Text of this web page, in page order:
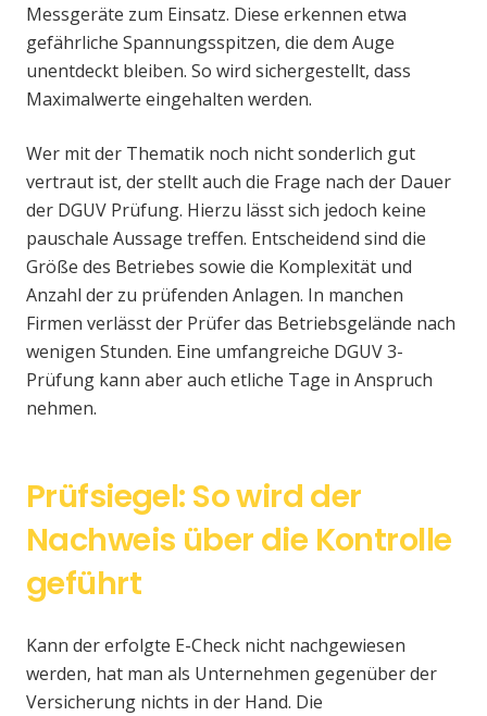
Messgeräte zum Einsatz. Diese erkennen etwa
gefährliche Spannungsspitzen, die dem Auge
unentdeckt bleiben. So wird sichergestellt, dass
Maximalwerte eingehalten werden.
Wer mit der Thematik noch nicht sonderlich gut
vertraut ist, der stellt auch die Frage nach der Dauer
der DGUV Prüfung. Hierzu lässt sich jedoch keine
pauschale Aussage treffen. Entscheidend sind die
Größe des Betriebes sowie die Komplexität und
Anzahl der zu prüfenden Anlagen. In manchen
Firmen verlässt der Prüfer das Betriebsgelände nach
wenigen Stunden. Eine umfangreiche DGUV 3-
Prüfung kann aber auch etliche Tage in Anspruch
nehmen.
Prüfsiegel: So wird der
Nachweis über die Kontrolle
geführt
Kann der erfolgte E-Check nicht nachgewiesen
werden, hat man als Unternehmen gegenüber der
Versicherung nichts in der Hand. Die